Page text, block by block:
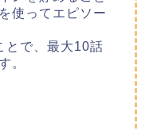
使ってエピソー
とで、最大10話
。